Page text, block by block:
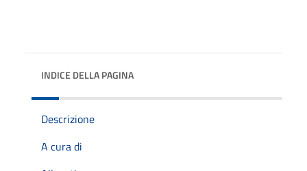
INDICE DELLA PAGINA
Descrizione
A cura di